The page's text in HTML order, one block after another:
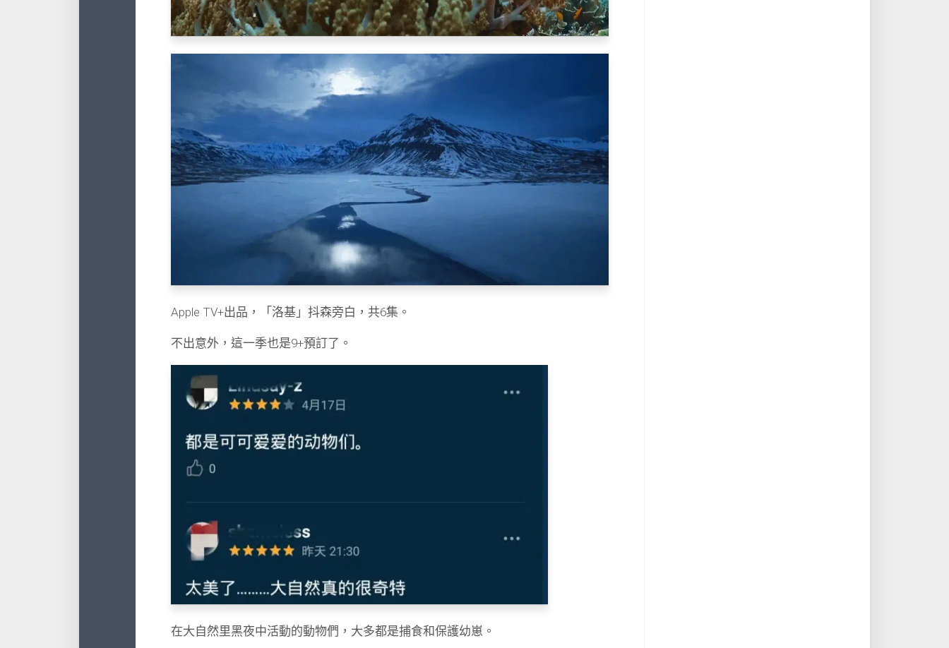
Apple TV+出品，「洛基」抖森旁白，共6集。
不出意外，這一季也是9+預訂了。
在大自然里黑夜中活動的動物們，大多都是捕食和保護幼崽。